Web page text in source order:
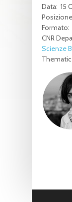
Data: 15
Formato:
CNR
Scienze
Thematic